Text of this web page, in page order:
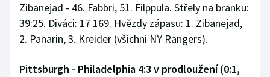
Zibanejad - 46. Fabbri, 51. Filppula. Střely na branku:
39:25. Diváci: 17 169. Hvězdy zápasu: 1. Zibanejad,
2. Panarin, 3. Kreider (všichni NY Rangers).
Pittsburgh - Philadelphia 4:3 v prodloužení (0:1,